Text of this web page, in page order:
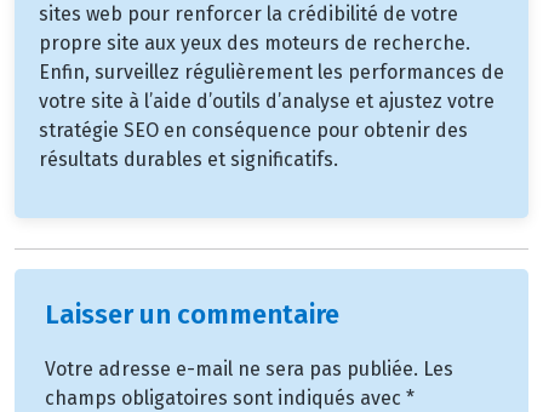
sites web pour renforcer la crédibilité de votre
propre site aux yeux des moteurs de recherche.
Enfin, surveillez régulièrement les performances de
votre site à l’aide d’outils d’analyse et ajustez votre
stratégie SEO en conséquence pour obtenir des
résultats durables et significatifs.
Laisser un commentaire
Votre adresse e-mail ne sera pas publiée. Les
champs obligatoires sont indiqués avec *